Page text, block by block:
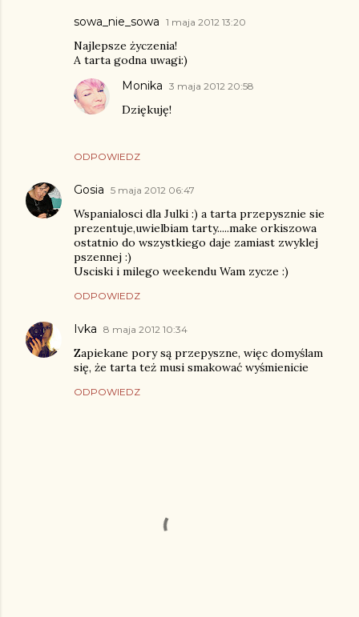
sowa_nie_sowa 1 maja 2012 13:20
Najlepsze życzenia!
A tarta godna uwagi:)
ODPOWIEDZ
Monika 3 maja 2012 20:58
Dziękuję!
Gosia 5 maja 2012 06:47
Wspanialosci dla Julki :) a tarta przepysznie sie
prezentuje,uwielbiam tarty.....make orkiszowa
ostatnio do wszystkiego daje zamiast zwyklej
pszennej :)
Usciski i milego weekendu Wam zycze :)
ODPOWIEDZ
Ivka 8 maja 2012 10:34
Zapiekane pory są przepyszne, więc domyślam
się, że tarta też musi smakować wyśmienicie
ODPOWIEDZ